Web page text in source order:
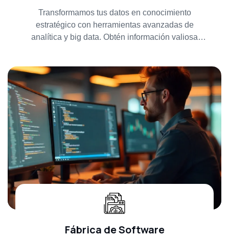
Transformamos tus datos en conocimiento
estratégico con herramientas avanzadas de
analítica y big data. Obtén información valiosa
Fábrica de Software